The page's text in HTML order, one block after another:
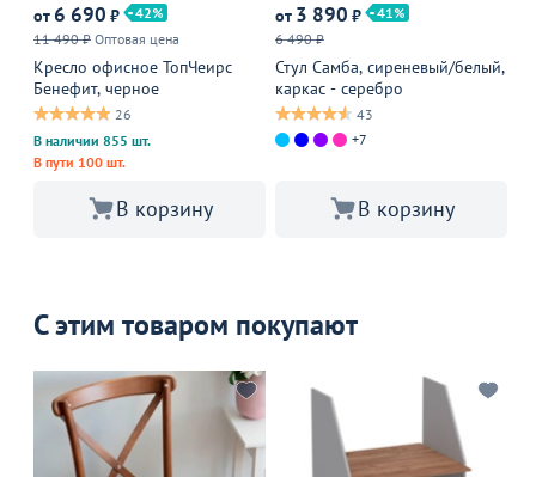
от 6 690 ₽
42
11 490 ₽ Оптовая цена
Кресло офисное ТопЧеирс
Бенефит, черное
26
В наличии 855 шт.
В пути 100 шт.
В корзину
от 3 890 ₽
41
6 490 ₽
Стул Самба, сиреневый/белый,
каркас - серебро
43
+7
В корзину
С этим товаром покупают